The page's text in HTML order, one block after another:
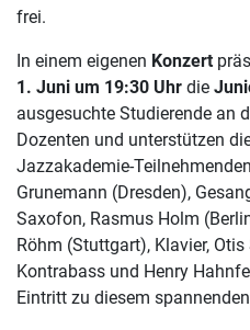
frei.
In einem eigenen Konzert
1. Juni um 19:30 Uhr die
ausgesuchte Studierende an
Dozenten und unterstützen
Jazzakademie-
Grunemann (Dresden),
Saxofon, Rasmus Holm
Röhm (Stuttgart), Klavier, Otis
Kontrabass und Henry
Eintritt zu diesem